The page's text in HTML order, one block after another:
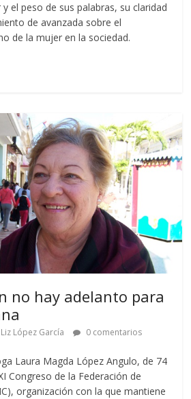
el peso de sus palabras, su claridad
de avanzada sobre el
de la mujer en la sociedad.
no hay adelanto para
Liz López García 0 comentarios
Laura Magda López Angulo, de 74
Congreso de la Federación de
organización con la que mantiene